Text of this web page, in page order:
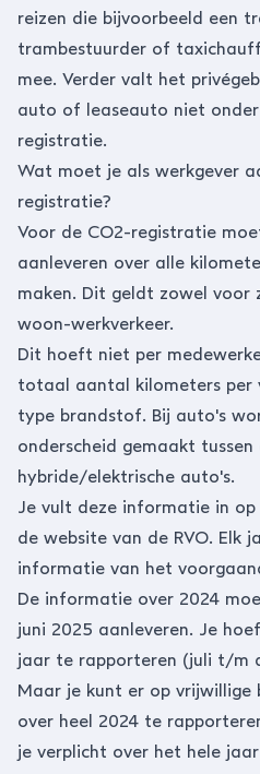
reizen die bijvoorbeeld een
trambestuurder of
mee. Verder valt het
auto of leaseauto niet
registratie.
Wat moet je als werkgever
registratie?
Voor de CO2-registratie
aanleveren over alle
maken. Dit geldt zowel voor
woon-werkverkeer.
Dit hoeft niet per
totaal aantal kilometers per
type brandstof. Bij auto's
onderscheid gemaakt tussen
hybride/elektrische auto's.
Je vult deze informatie in
de website van de RVO. Elk
informatie van het
De informatie over 2024
juni 2025 aanleveren. Je
jaar te rapporteren (juli t/m
Maar je kunt er op vrijwillige
over heel 2024 te
je verplicht over het hele